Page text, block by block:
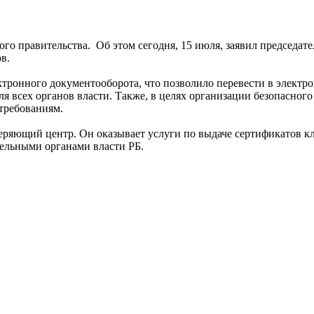
правительства. Об этом сегодня, 15 июля, заявил
документооборота, что позволило перевести в
всех органов власти. Также, в целях организации
центр. Он оказывает услуги по выдаче
органами власти РБ.